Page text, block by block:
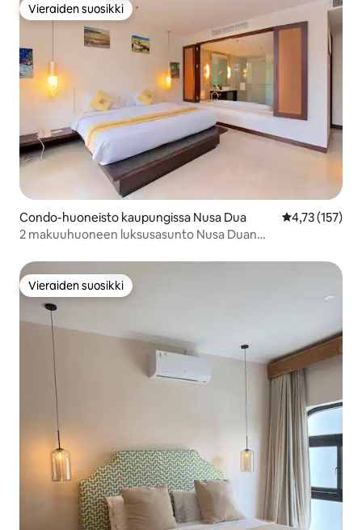
Vieraiden suosikki
Vieraiden suosikki
Condo-huoneisto kaupungissa Nusa Dua
4,73 (157)
2 makuuhuoneen luksusasunto Nusa Duan
Vieraiden suosikki
Vieraiden suosikki